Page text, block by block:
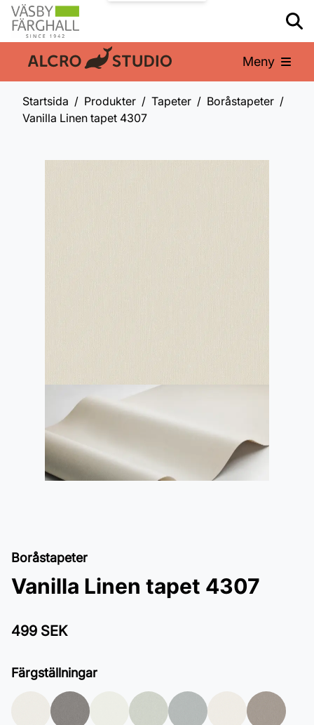
En del av: Meny
Startsida Produkter Tapeter
Boråstapeter
Vanilla Linen tapet 4307
Boråstapeter
Vanilla Linen tapet 4307
499 SEK
Färgställningar